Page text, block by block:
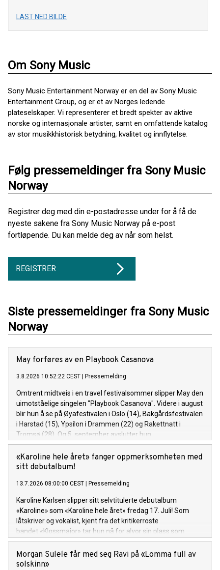
LAST NED BILDE
Om Sony Music
Sony Music Entertainment Norway er en del av Sony Music
Entertainment Group, og er et av Norges ledende
plateselskaper. Vi representerer et bredt spekter av aktive
norske og internasjonale artister, samt en omfattende katalog
av stor musikkhistorisk betydning, kvalitet og innflytelse.
Følg pressemeldinger fra Sony Music
Norway
Registrer deg med din e-postadresse under for å få de
nyeste sakene fra Sony Music Norway på e-post
fortløpende. Du kan melde deg av når som helst.
REGISTRER
Siste pressemeldinger fra Sony Music
Norway
May forføres av en Playbook Casanova
3.8.2026 10:52:22 CEST Pressemelding
Omtrent midtveis i en travel festivalsommer slipper May den
uimotståelige singelen "Playbook Casanova". Videre i august
blir hun å se på Øyafestivalen i Oslo (14), Bakgårdsfestivalen
i Harstad (15), Ypsilon i Drammen (22) og Rakettnatt i
Tromsø (28). Og 5. september avslutter hun
festivalsesongen med Spirefest i Ålesund.
«Karoline hele året» fanger oppmerksomheten med
sitt debutalbum!
13.7.2026 08:00:00 CEST Pressemelding
Karoline Karlsen slipper sitt selvtitulerte debutalbum
«Karoline» som «Karoline hele året» fredag 17. Juli! Som
låtskriver og vokalist, kjent fra det kritikerroste
bandet «Klossmajor» tar hun nå for alvor sin plass som
soloartist. Lytteren inviteres inn i et personlig og ujålete
univers fullt av varme, humor og ærlighet.
Morgan Sulele får med seg Ravi på «Lomma full av
solskinn»